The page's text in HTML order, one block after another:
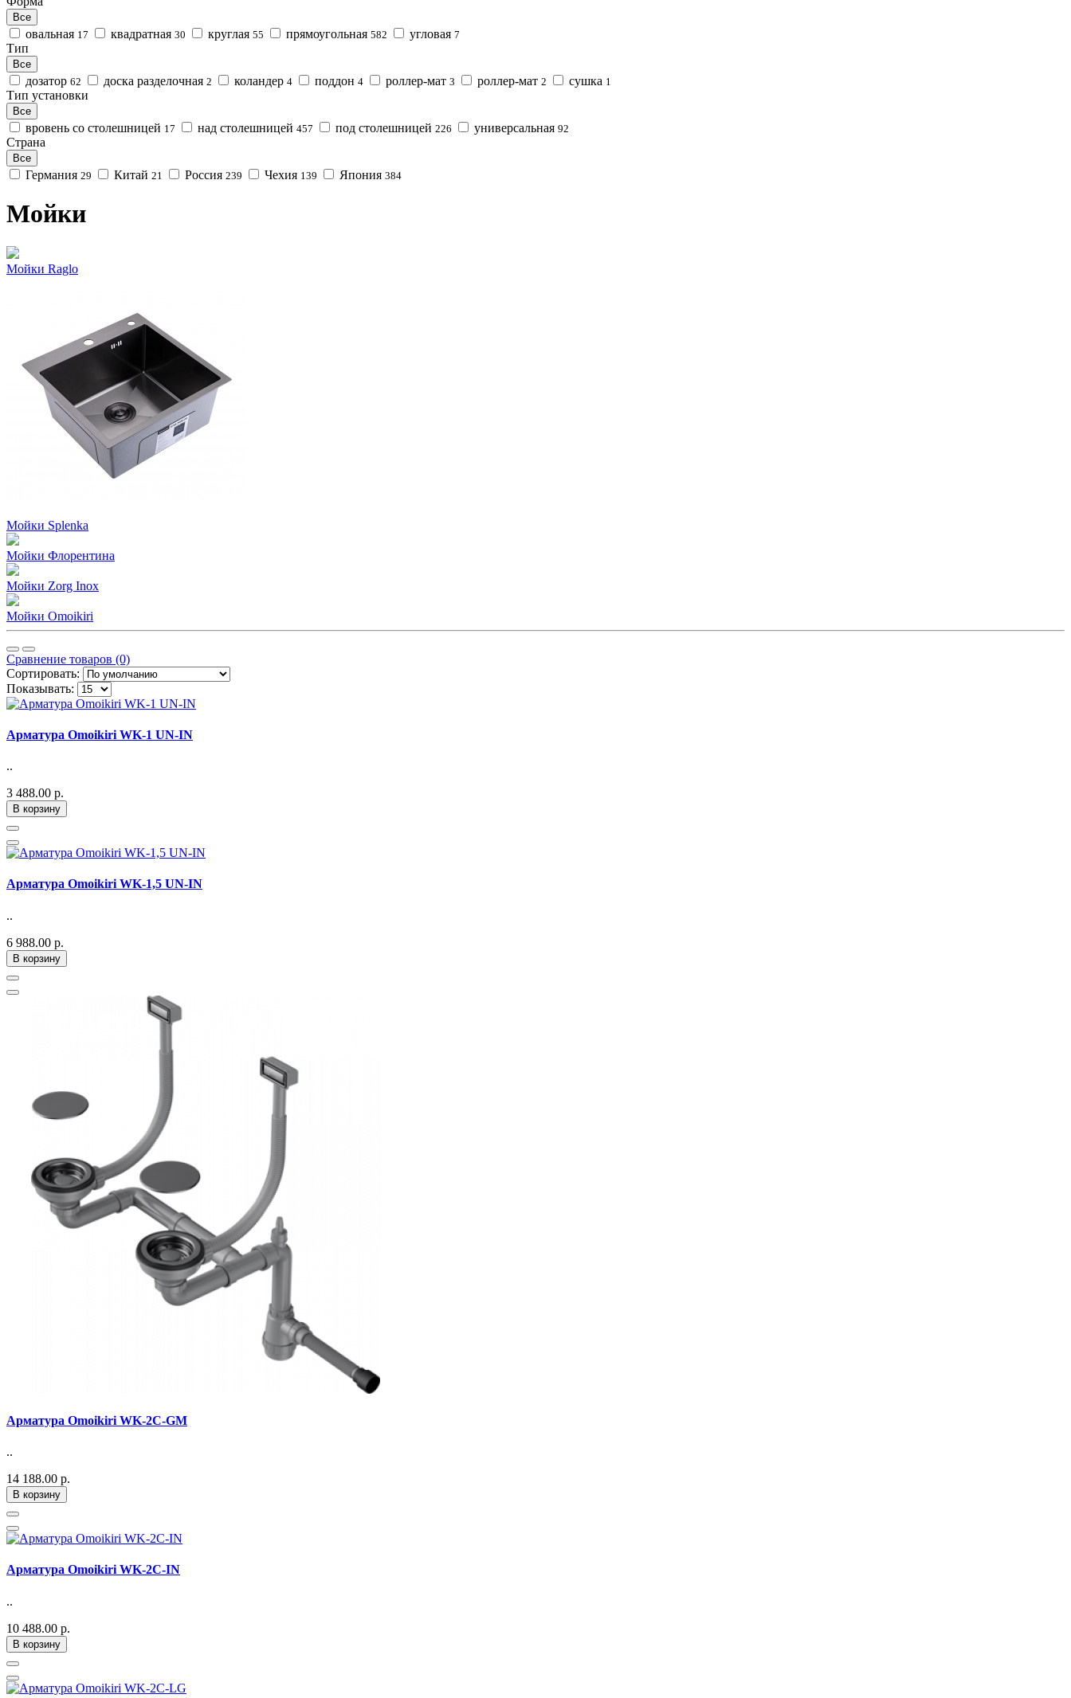
Все
овальная 17 квадратная 30 круглая 55 прямоугольная 582 угловая 7
Тип
Все
дозатор 62 доска разделочная 2 коландер 4 поддон 4 роллер-мат 3 роллер-мат 2 сушка 1
Тип установки
Все
вровень со столешницей 17 над столешницей 457 под столешницей 226 универсальная 92
Страна
Все
Германия 29 Китай 21 Россия 239 Чехия 139 Япония 384
Мойки
Мойки Raglo
Мойки Splenka
Мойки Флорентина
Мойки Zorg Inox
Мойки Omoikiri
Сравнение товаров (0)
Сортировать:
Показывать:
Арматура Omoikiri WK-1 UN-IN
..
3 488.00 р.
В корзину
Арматура Omoikiri WK-1,5 UN-IN
..
6 988.00 р.
В корзину
Арматура Omoikiri WK-2C-GM
..
14 188.00 р.
В корзину
Арматура Omoikiri WK-2C-IN
..
10 488.00 р.
В корзину